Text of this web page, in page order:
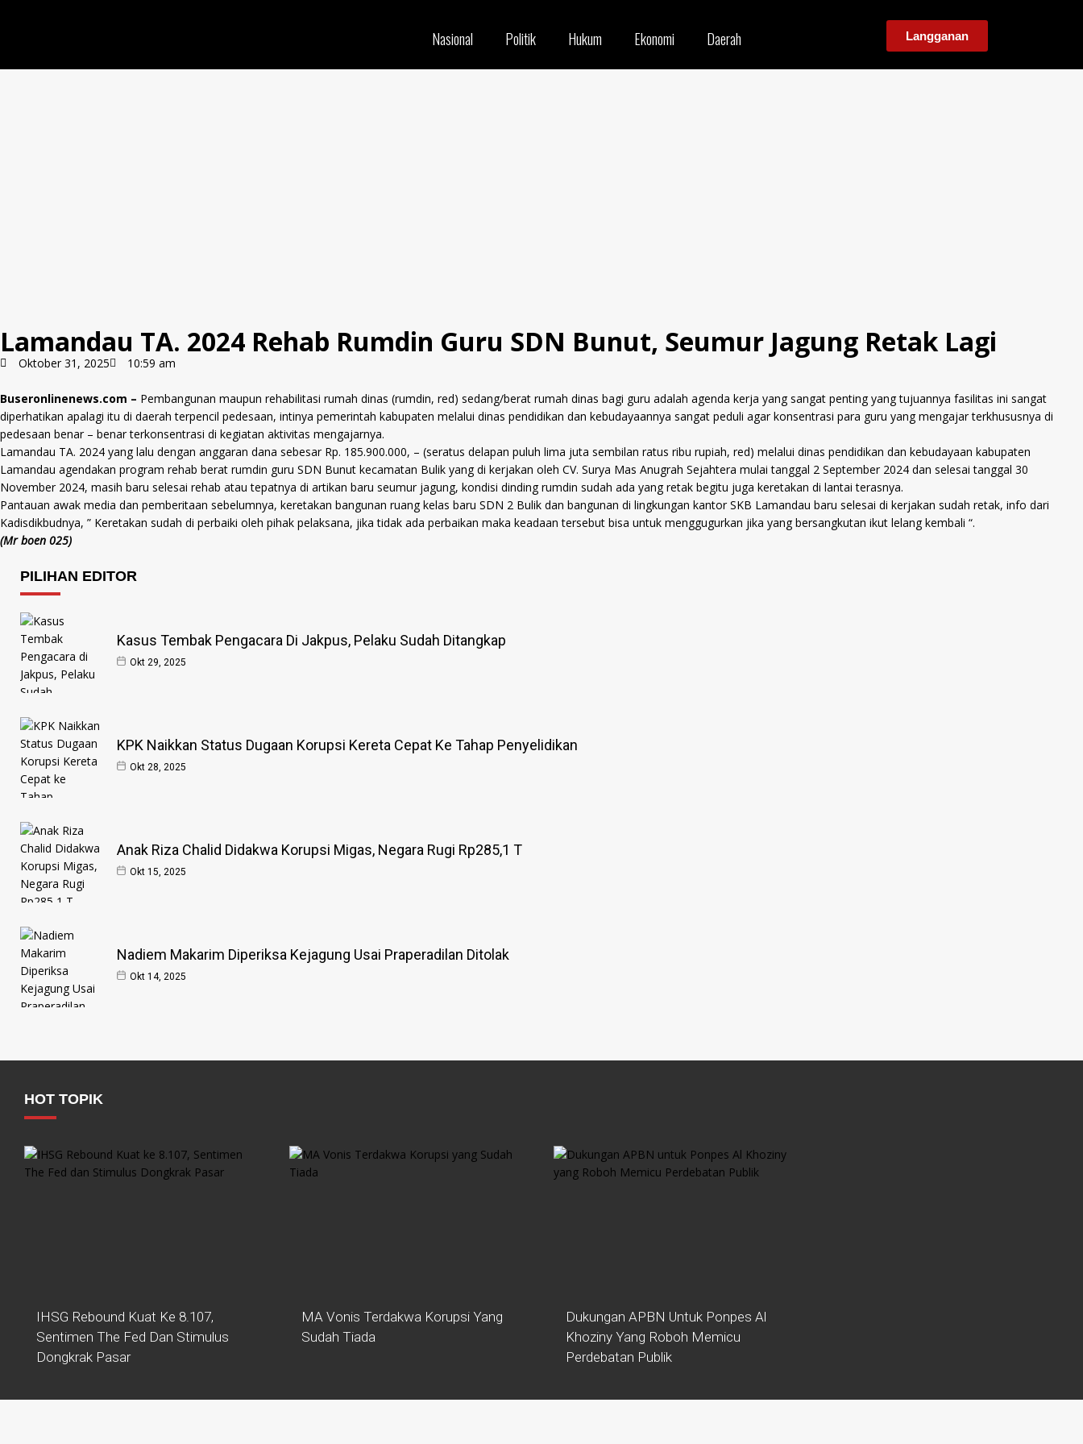
Nasional Politik Hukum Ekonomi Daerah Langganan
Lamandau TA. 2024 Rehab Rumdin Guru SDN Bunut, Seumur Jagung Retak Lagi
Oktober 31, 2025 10:59 am
Buseronlinenews.com – Pembangunan maupun rehabilitasi rumah dinas (rumdin, red) sedang/berat rumah dinas bagi guru adalah agenda kerja yang sangat penting yang tujuannya fasilitas ini sangat
diperhatikan apalagi itu di daerah terpencil pedesaan, intinya pemerintah kabupaten melalui dinas pendidikan dan kebudayaannya sangat peduli agar konsentrasi para guru yang mengajar terkhususnya di
pedesaan benar – benar terkonsentrasi di kegiatan aktivitas mengajarnya.
Lamandau TA. 2024 yang lalu dengan anggaran dana sebesar Rp. 185.900.000, – (seratus delapan puluh lima juta sembilan ratus ribu rupiah, red) melalui dinas pendidikan dan kebudayaan kabupaten
Lamandau agendakan program rehab berat rumdin guru SDN Bunut kecamatan Bulik yang di kerjakan oleh CV. Surya Mas Anugrah Sejahtera mulai tanggal 2 September 2024 dan selesai tanggal 30
November 2024, masih baru selesai rehab atau tepatnya di artikan baru seumur jagung, kondisi dinding rumdin sudah ada yang retak begitu juga keretakan di lantai terasnya.
Pantauan awak media dan pemberitaan sebelumnya, keretakan bangunan ruang kelas baru SDN 2 Bulik dan bangunan di lingkungan kantor SKB Lamandau baru selesai di kerjakan sudah retak, info dari
Kadisdikbudnya, ” Keretakan sudah di perbaiki oleh pihak pelaksana, jika tidak ada perbaikan maka keadaan tersebut bisa untuk menggugurkan jika yang bersangkutan ikut lelang kembali “.
(Mr boen 025)
PILIHAN EDITOR
Kasus Tembak Pengacara Di Jakpus, Pelaku Sudah Ditangkap
Okt 29, 2025
KPK Naikkan Status Dugaan Korupsi Kereta Cepat Ke Tahap Penyelidikan
Okt 28, 2025
Anak Riza Chalid Didakwa Korupsi Migas, Negara Rugi Rp285,1 T
Okt 15, 2025
Nadiem Makarim Diperiksa Kejagung Usai Praperadilan Ditolak
Okt 14, 2025
HOT TOPIK
IHSG Rebound Kuat Ke 8.107,
Sentimen The Fed Dan Stimulus
Dongkrak Pasar
MA Vonis Terdakwa Korupsi Yang
Sudah Tiada
Dukungan APBN Untuk Ponpes Al
Khoziny Yang Roboh Memicu
Perdebatan Publik